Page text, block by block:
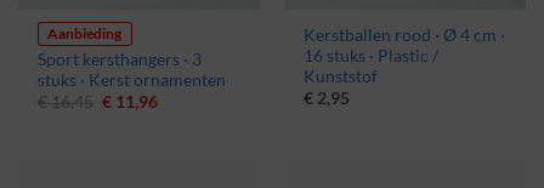
Aanbieding
Sport kersthangers · 3
stuks · Kerst ornamenten
€16,45 Oorspronkelijke
€ 11,96Huidige
Kerstballen rood · Ø 4 cm ·
16 stuks · Plastic /
Kunststof
€ 2,95